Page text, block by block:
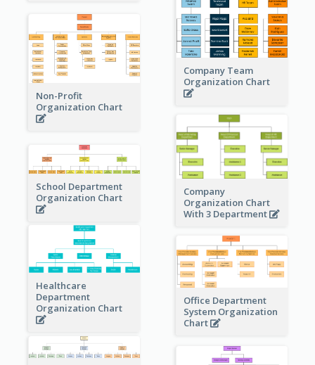
Company Team
Organization Chart
Non-Profit
Organization Chart
Company
Organization Chart
With 3 Department
School Department
Organization Chart
Healthcare
Department
Organization Chart
Office Department
System Organization
Chart